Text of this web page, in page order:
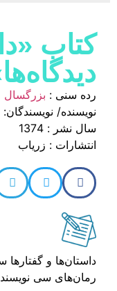
کتاب
رده سنی : بزرگسال
نویسنده/ نویسندگان:
سال نشر : 1374
انتشارات : زریاب
داستان‌ها و
رمان‌های سی